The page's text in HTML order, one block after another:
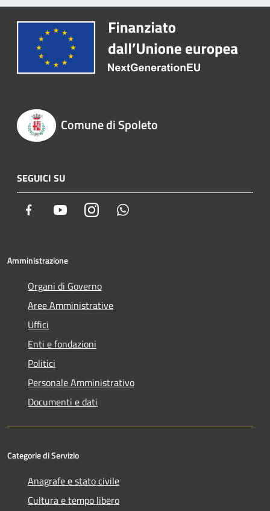
Comune di Spoleto
SEGUICI SU
Facebook YoutubeInstagram
Amministrazione
Organi di Governo
Aree Amministrative
Uffici
Enti e fondazioni
Politici
Personale Amministrativo
Documenti e dati
Categorie di Servizio
Anagrafe e stato civile
Cultura e tempo libero